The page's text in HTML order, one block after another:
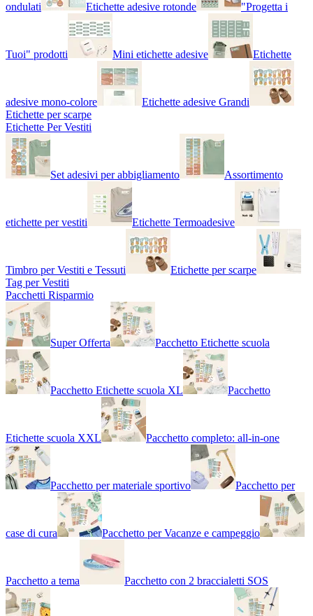
ondulati Etichette adesive rotonde "Progetta i
Tuoi" prodotti Mini etichette adesive Etichette
adesive mono-colore
Etichette adesive Grandi
Etichette per scarpe
Etichette Per Vestiti
Set adesivi per abbigliamento Assortimento
etichette per vestiti Etichette Termoadesive
Timbro per Vestiti e Tessuti
Etichette per scarpe
Tag per Vestiti
Pacchetti Risparmio
Super Offerta Pacchetto Etichette scuola
Pacchetto Etichette scuola XL Pacchetto
Etichette scuola XXL Pacchetto completo: all-in-one
Pacchetto per materiale sportivo Pacchetto per
case di cura Pacchetto per Vacanze e campeggio
Pacchetto a tema Pacchetto con 2 braccialetti SOS